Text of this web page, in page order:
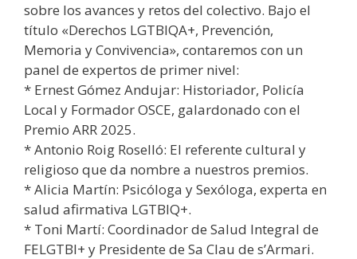
sobre los avances y retos del colectivo. Bajo el
título «Derechos LGTBIQA+, Prevención,
Memoria y Convivencia», contaremos con un
panel de expertos de primer nivel:
* Ernest Gómez Andujar: Historiador, Policía
Local y Formador OSCE, galardonado con el
Premio ARR 2025.
* Antonio Roig Roselló: El referente cultural y
religioso que da nombre a nuestros premios.
* Alicia Martín: Psicóloga y Sexóloga, experta en
salud afirmativa LGTBIQ+.
* Toni Martí: Coordinador de Salud Integral de
FELGTBI+ y Presidente de Sa Clau de s’Armari.